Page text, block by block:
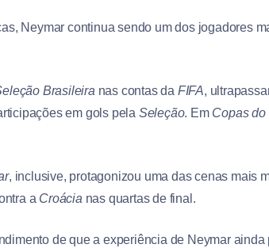
Neymar continua sendo um dos jogadores
Brasileira nas contas da FIFA,
em gols pela Seleção. Em Copas do
, inclusive, protagonizou uma das cenas mais
a Croácia nas quartas de final.
de que a experiência de Neymar